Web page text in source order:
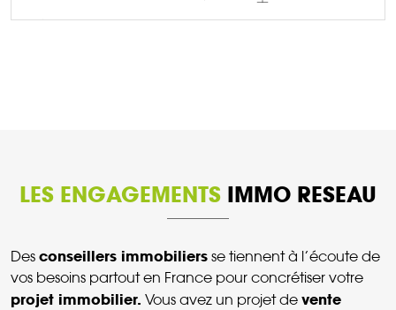
LES ENGAGEMENTS IMMO RESEAU
Des conseillers immobiliers se tiennent à l’écoute de
vos besoins partout en France pour concrétiser votre
projet immobilier. Vous avez un projet de vente